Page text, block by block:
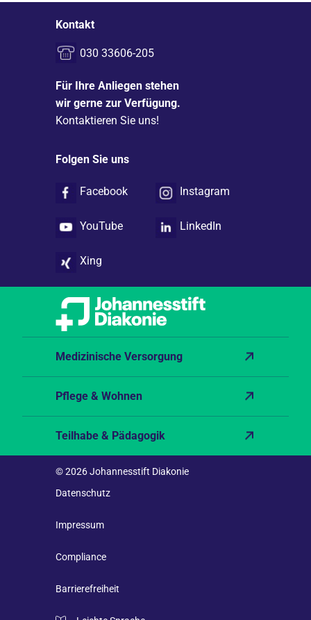
Kontakt
030 33606-205
Für Ihre Anliegen stehen
wir gerne zur Verfügung.
Kontaktieren Sie uns!
Folgen Sie uns
Facebook Instagram
YouTube LinkedIn
Xing
Medizinische Versorgung
Pflege & Wohnen
Teilhabe & Pädagogik
© 2026 Johannesstift Diakonie
Datenschutz
Impressum
Compliance
Barrierefreiheit